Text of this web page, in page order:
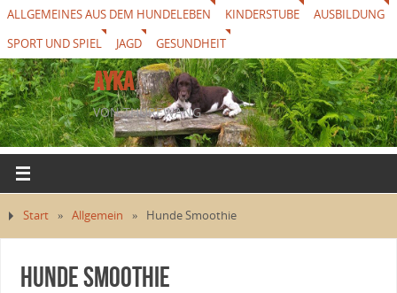
ALLGEMEINES AUS DEM HUNDELEBEN KINDERSTUBE
AUSBILDUNG
SPORT UND SPIEL
JAGD GESUNDHEIT
AYKA
VON THUREWANG
Start » Allgemein » Hunde Smoothie
Hunde Smoothie